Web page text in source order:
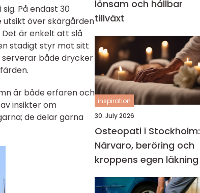
På endast 30
över skärgården
är enkelt att slå
stadigt styr mot sitt
serverar både drycker
är både erfaren och
insikter om
de delar gärna
lönsam och hållbar
tillväxt
inspiration
30. July 2026
Osteopati i Stockholm:
Närvaro, beröring och
kroppens egen läkning